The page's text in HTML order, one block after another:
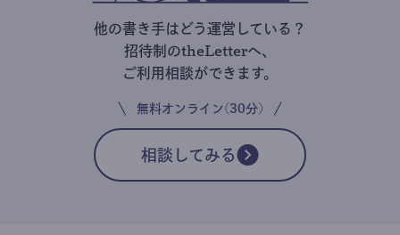
他の書き手はどう運営している？
招待制のtheLetterへ、
ご利用相談ができます。
無料オンライン(30分)
相談してみる